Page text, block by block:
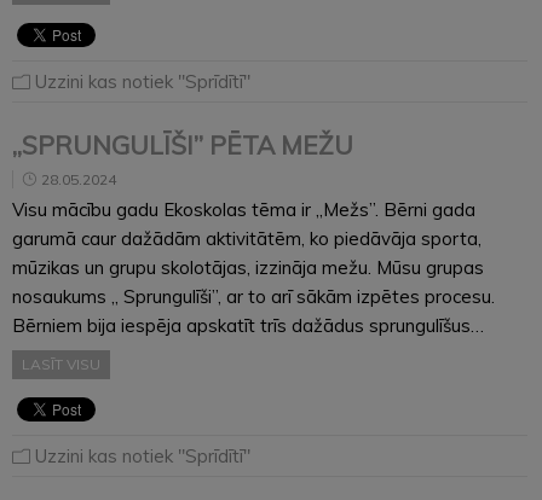
Uzzini kas notiek "Sprīdītī"
„SPRUNGULĪŠI” PĒTA MEŽU
28.05.2024
Visu mācību gadu Ekoskolas tēma ir „Mežs”. Bērni gada
garumā caur dažādām aktivitātēm, ko piedāvāja sporta,
mūzikas un grupu skolotājas, izzināja mežu. Mūsu grupas
nosaukums „ Sprungulīši”, ar to arī sākām izpētes procesu.
Bērniem bija iespēja apskatīt trīs dažādus sprungulīšus…
LASĪT VISU
Uzzini kas notiek "Sprīdītī"